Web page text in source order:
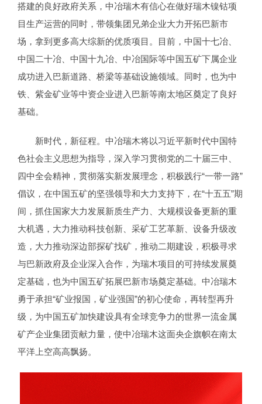
搭建的良好政府关系，中冶瑞木有信心在做好瑞木镍钴项
目生产运营的同时，带领集团兄弟企业大力开拓巴新市
场，拿到更多高大综新的优质项目。目前，中国十七冶、
中国二十冶、中国十九冶、中冶国际等中国五矿下属企业
成功进入巴新道路、桥梁等基础设施领域。同时，也为中
铁、紫金矿业等中资企业进入巴新等南太地区奠定了良好
基础。
新时代，新征程。中冶瑞木将以习近平新时代中国特
色社会主义思想为指导，深入学习贯彻党的二十届三中、
四中全会精神，贯彻落实新发展理念，积极践行“一带一路”
倡议，在中国五矿的坚强领导和大力支持下，在“十五五”期
间，抓住国家大力发展新质生产力、大规模设备更新的重
大机遇，大力推动科技创新、采矿工艺革新、设备升级改
造，大力推动深边部探矿找矿，推动二期建设，积极寻求
与巴新政府及企业深入合作，为瑞木项目的可持续发展奠
定基础，也为中国五矿拓展巴新市场奠定基础。中冶瑞木
勇于承担“矿业报国，矿业强国”的初心使命，再转型再升
级，为中国五矿加快建设具有全球竞争力的世界一流金属
矿产企业集团贡献力量，使中冶瑞木这面央企旗帜在南太
平洋上空高高飘扬。